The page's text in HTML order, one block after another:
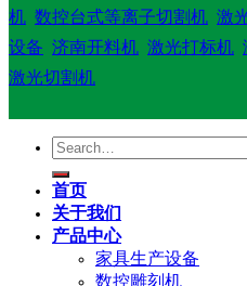
机 数控台式等离子切割机 激
设备 济南开料机 激光打标机
激光切割机
Search
for:
首页
关于我们
产品中心
家具生产设备
数控雕刻机